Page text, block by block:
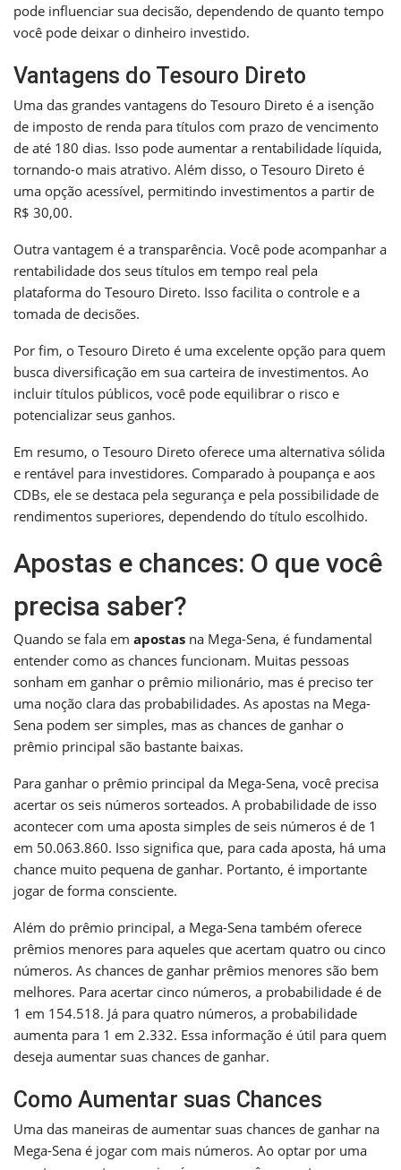
pode influenciar sua decisão, dependendo de quanto tempo
você pode deixar o dinheiro investido.
Vantagens do Tesouro Direto
Uma das grandes vantagens do Tesouro Direto é a isenção
de imposto de renda para títulos com prazo de vencimento
de até 180 dias. Isso pode aumentar a rentabilidade líquida,
tornando-o mais atrativo. Além disso, o Tesouro Direto é
uma opção acessível, permitindo investimentos a partir de
R$ 30,00.
Outra vantagem é a transparência. Você pode acompanhar a
rentabilidade dos seus títulos em tempo real pela
plataforma do Tesouro Direto. Isso facilita o controle e a
tomada de decisões.
Por fim, o Tesouro Direto é uma excelente opção para quem
busca diversificação em sua carteira de investimentos. Ao
incluir títulos públicos, você pode equilibrar o risco e
potencializar seus ganhos.
Em resumo, o Tesouro Direto oferece uma alternativa sólida
e rentável para investidores. Comparado à poupança e aos
CDBs, ele se destaca pela segurança e pela possibilidade de
rendimentos superiores, dependendo do título escolhido.
Apostas e chances: O que você
precisa saber?
Quando se fala em apostas na Mega-Sena, é fundamental
entender como as chances funcionam. Muitas pessoas
sonham em ganhar o prêmio milionário, mas é preciso ter
uma noção clara das probabilidades. As apostas na Mega-
Sena podem ser simples, mas as chances de ganhar o
prêmio principal são bastante baixas.
Para ganhar o prêmio principal da Mega-Sena, você precisa
acertar os seis números sorteados. A probabilidade de isso
acontecer com uma aposta simples de seis números é de 1
em 50.063.860. Isso significa que, para cada aposta, há uma
chance muito pequena de ganhar. Portanto, é importante
jogar de forma consciente.
Além do prêmio principal, a Mega-Sena também oferece
prêmios menores para aqueles que acertam quatro ou cinco
números. As chances de ganhar prêmios menores são bem
melhores. Para acertar cinco números, a probabilidade é de
1 em 154.518. Já para quatro números, a probabilidade
aumenta para 1 em 2.332. Essa informação é útil para quem
deseja aumentar suas chances de ganhar.
Como Aumentar suas Chances
Uma das maneiras de aumentar suas chances de ganhar na
Mega-Sena é jogar com mais números. Ao optar por uma